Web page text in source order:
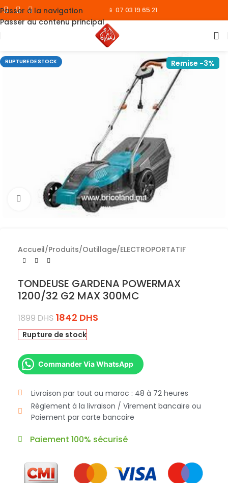
Passer à la navigation
Passer au contenu principal
📱 07 03 19 65 21
RUPTURE DE STOCK Remise -3%
Cliquez pour agrandir
Accueil/Produits/Outillage/ELECTROPORTATIF
TONDEUSE GARDENA POWERMAX
1200/32 G2 MAX 300MC
1899DHS 1842 DHS
Rupture de stock
Commander Via WhatsApp
Livraison par tout au maroc : 48 à 72 heures
Règlement à la livraison / Virement bancaire ou
Paiement par carte bancaire
Paiement 100% sécurisé